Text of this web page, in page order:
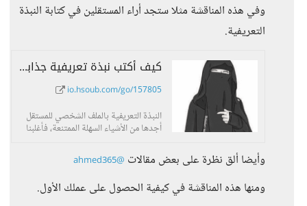
وفي هذه المناقشة مثلا ستجد أراء المستقلين في كتابة النبذة
التعريفية.
كيف أكتب نبذة تعريفية جذابة؟ - حسوب I/O
io.hsoub.com/go/157805
النبذة التعريفية بالملف الشخصي للمستقل
أجدها من الأشياء السهلة الممتنعة، فأغلبنا
وأيضا ألق نظرة على بعض مقالات @ahmed365
ومنها هذه المناقشة في كيفية الحصول على عملك الأول.